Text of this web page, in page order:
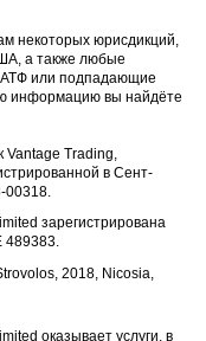
некоторых юрисдикций,
а также любые
или подпадающие
информацию вы найдёте
Vantage Trading,
в Сент-
00318.
зарегистрирована
489383.
2018, Nicosia,
оказывает услуги, в